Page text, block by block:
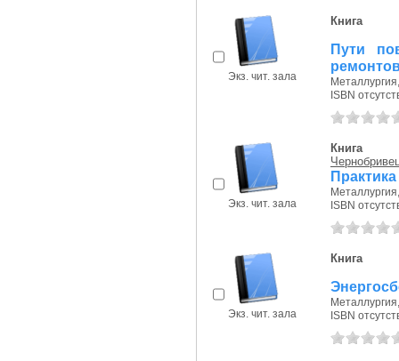
Экз. чит. зала
Книга
Пути
ISBN
Экз. чит. зала
Книга
ISBN
Экз. чит. зала
Книга
ISBN